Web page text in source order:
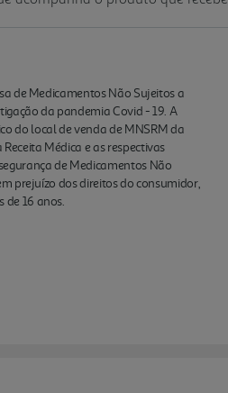
de Medicamentos Não Sujeitos a
da pandemia Covid - 19. A
do local de venda de MNSRM da
Médica e as respectivas
de Medicamentos Não
prejuízo dos direitos do consumidor,
de 16 anos.